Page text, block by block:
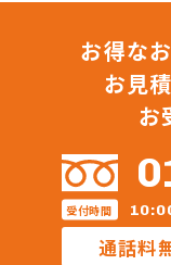
真田石油株式
水口プロパン
政広商店
正進ガス株式会
正和液化株式
正和液化株式
赤木プロパン
川口プロパン
お得な
お見
お
受付時間
通話料